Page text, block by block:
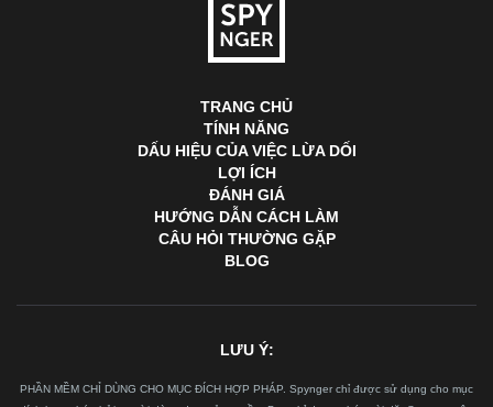
TRANG CHỦ
TÍNH NĂNG
DẤU HIỆU CỦA VIỆC LỪA DỐI
LỢI ÍCH
ĐÁNH GIÁ
HƯỚNG DẪN CÁCH LÀM
CÂU HỎI THƯỜNG GẶP
BLOG
LƯU Ý:
PHẦN MỀM CHỈ DÙNG CHO MỤC ĐÍCH HỢP PHÁP. Spynger chỉ được sử dụng cho mục